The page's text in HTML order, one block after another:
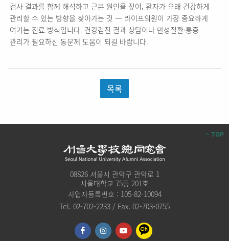
검사 결과를 함께 해석하고 근본 원인을 짚어, 환자가 오래 건강하게
관리할 수 있는 방향을 찾아가는 것 — 라이프의원이 가장 중요하게
여기는 진료 방식입니다. 건강검진 결과 상담이나 만성질환·통증
관리가 필요하신 동문께 도움이 되길 바랍니다.
목록
TOP
08826 서울시 관악구 관악로 1
서울대학교 75동 201호
사업자등록번호 : 105-82-10094
Tel. 02-702-2233 / Fax. 02-703-0755